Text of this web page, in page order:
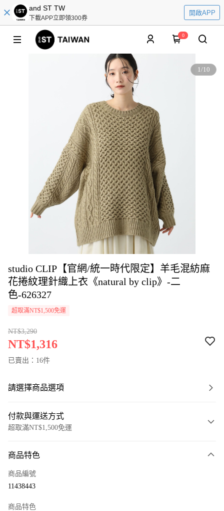
and ST TW
下載APP立即領300券
開啟APP
0
1/10
studio CLIP【官網/統一時代限定】羊毛混紡麻
花捲紋理針織上衣《natural by clip》-二
色-626327
超取滿NT$1,500免運
NT$3,290
NT$1,316
已賣出：16件
請選擇商品選項
付款與運送方式
超取滿NT$1,500免運
信用卡一次付款
商品特色
商品編號
11438443
商品特色